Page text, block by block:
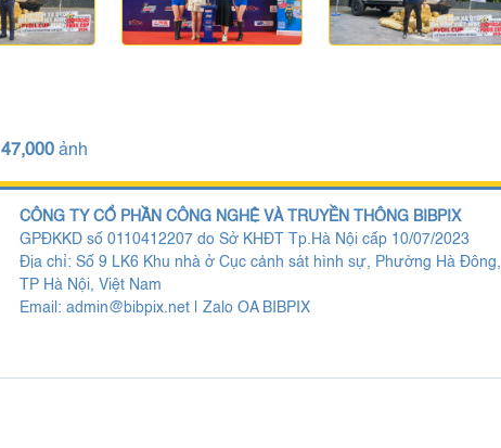
47,000 ảnh
CÔNG TY CỔ PHẦN CÔNG NGHỆ VÀ TRUYỀN THÔNG BIBPIX
GPĐKKD số 0110412207 do Sở KHĐT Tp.Hà Nội cấp 10/07/2023
Địa chỉ: Số 9 LK6 Khu nhà ở Cục cảnh sát hình sự, Phường Hà Đông,
TP Hà Nội, Việt Nam
Email: admin@bibpix.net Zalo OA BIBPIX